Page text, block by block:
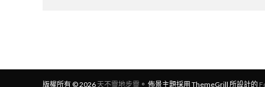
版權所有 © 2026天不靈地步靈 。 佈景主題採用 ThemeGrill 所設計的